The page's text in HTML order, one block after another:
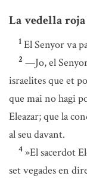
La vedella roja
1 El Senyor va
2 —Jo, el
israelites que et
que mai no hagi
Eleazar; que la
al seu davant.
4 »El sacerdot
set vegades en